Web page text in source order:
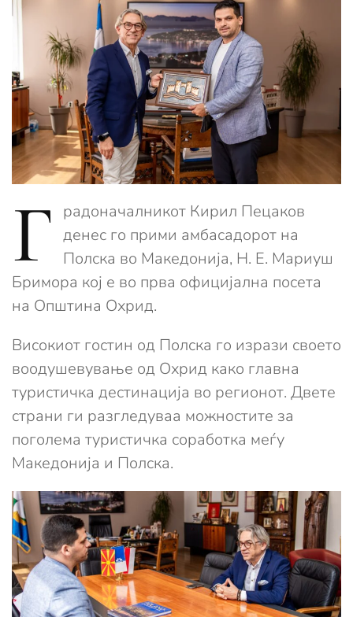
Г
радоначалникот Кирил Пецаков
денес го прими амбасадорот на
Полска во Македонија, Н. Е. Мариуш
Бримора кој е во прва официјална посета
на Општина Охрид.
Високиот гостин од Полска го изрази своето
воодушевување од Охрид како главна
туристичка дестинација во регионот. Двете
страни ги разгледуваа можностите за
поголема туристичка соработка меѓу
Македонија и Полска.